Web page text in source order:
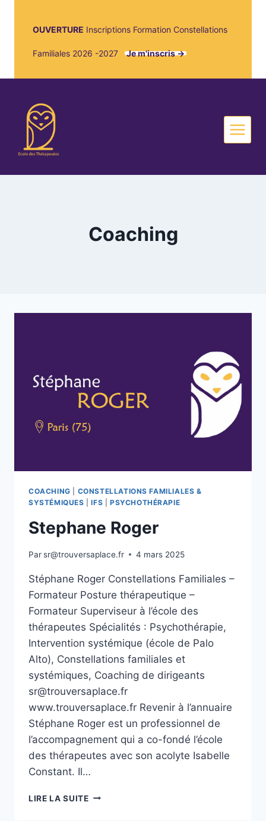
OUVERTURE Inscriptions Formation Constellations
Familiales 2026 -2027 Je m'inscris ->
Coaching
COACHING
CONSTELLATIONS FAMILIALES &
SYSTÉMIQUES |IFS PSYCHOTHÉRAPIE
Stephane Roger
Parsr@trouversaplace.fr 4 mars 2025
Stéphane Roger Constellations Familiales –
Formateur Posture thérapeutique –
Formateur Superviseur à l’école des
thérapeutes Spécialités : Psychothérapie,
Intervention systémique (école de Palo
Alto), Constellations familiales et
systémiques, Coaching de dirigeants
sr@trouversaplace.fr
www.trouversaplace.fr Revenir à l’annuaire
Stéphane Roger est un professionnel de
l’accompagnement qui a co-fondé l’école
des thérapeutes avec son acolyte Isabelle
Constant. Il…
LIRE LA SUITE